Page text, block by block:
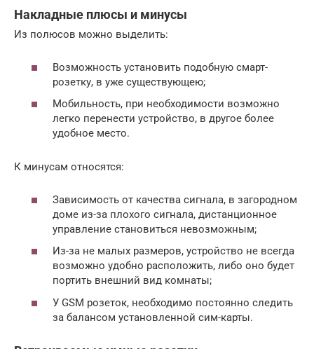
Накладные плюсы и минусы
Из полюсов можно выделить:
Возможность установить подобную смарт-
розетку, в уже существующею;
Мобильность, при необходимости возможно
легко перенести устройство, в другое более
удобное место.
К минусам относятся:
Зависимость от качества сигнала, в загородном
доме из-за плохого сигнала, дистанционное
управление становиться невозможным;
Из-за не малых размеров, устройство не всегда
возможно удобно расположить, либо оно будет
портить внешний вид комнаты;
У GSM розеток, необходимо постоянно следить
за балансом установленной сим-карты.